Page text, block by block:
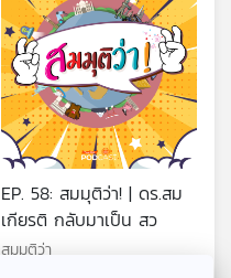
EP. 58: สมมุติว่า! | ดร.สม
เกียรติ กลับมาเป็น สว
สมมุติว่า